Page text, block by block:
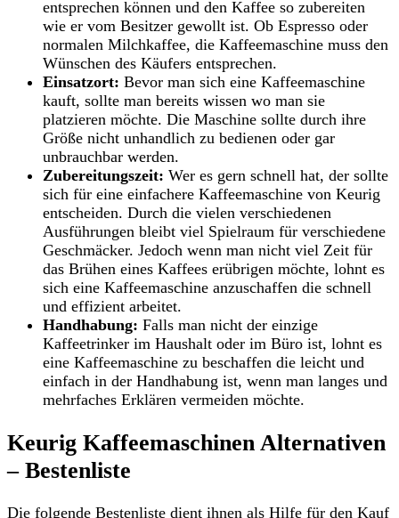
entsprechen können und den Kaffee so zubereiten
wie er vom Besitzer gewollt ist. Ob Espresso oder
normalen Milchkaffee, die Kaffeemaschine muss den
Wünschen des Käufers entsprechen.
Einsatzort: Bevor man sich eine Kaffeemaschine
kauft, sollte man bereits wissen wo man sie
platzieren möchte. Die Maschine sollte durch ihre
Größe nicht unhandlich zu bedienen oder gar
unbrauchbar werden.
Zubereitungszeit: Wer es gern schnell hat, der sollte
sich für eine einfachere Kaffeemaschine von Keurig
entscheiden. Durch die vielen verschiedenen
Ausführungen bleibt viel Spielraum für verschiedene
Geschmäcker. Jedoch wenn man nicht viel Zeit für
das Brühen eines Kaffees erübrigen möchte, lohnt es
sich eine Kaffeemaschine anzuschaffen die schnell
und effizient arbeitet.
Handhabung: Falls man nicht der einzige
Kaffeetrinker im Haushalt oder im Büro ist, lohnt es
eine Kaffeemaschine zu beschaffen die leicht und
einfach in der Handhabung ist, wenn man langes und
mehrfaches Erklären vermeiden möchte.
Keurig Kaffeemaschinen Alternativen
– Bestenliste
Die folgende Bestenliste dient ihnen als Hilfe für den Kauf